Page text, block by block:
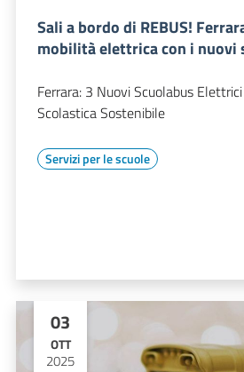
Sali a bordo di REBUS!
mobilità elettrica con i nuovi
Ferrara: 3 Nuovi Scuolabus
Scolastica Sostenibile
Servizi per le scuole
03
OTT
2025